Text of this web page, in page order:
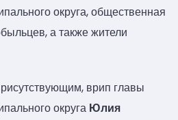
округа, общественная
а также жители
врип главы
округа Юлия